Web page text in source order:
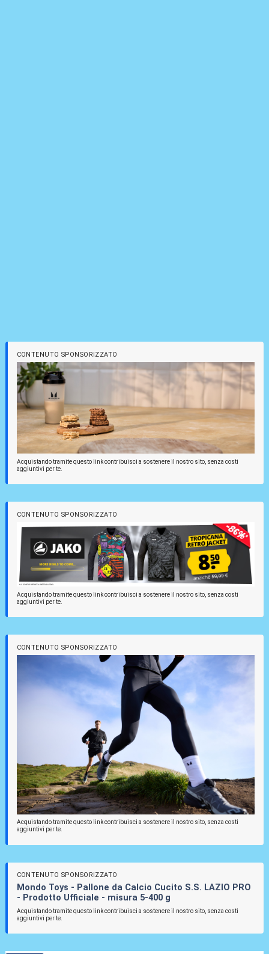
CONTENUTO SPONSORIZZATO
Acquistando tramite questo link contribuisci a sostenere il nostro sito, senza costi
aggiuntivi per te.
CONTENUTO SPONSORIZZATO
Acquistando tramite questo link contribuisci a sostenere il nostro sito, senza costi
aggiuntivi per te.
CONTENUTO SPONSORIZZATO
Acquistando tramite questo link contribuisci a sostenere il nostro sito, senza costi
aggiuntivi per te.
CONTENUTO SPONSORIZZATO
Mondo Toys - Pallone da Calcio Cucito S.S. LAZIO PRO
- Prodotto Ufficiale - misura 5-400 g
Acquistando tramite questo link contribuisci a sostenere il nostro sito, senza costi
aggiuntivi per te.